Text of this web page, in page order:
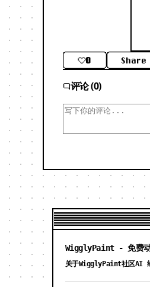
0 Share
评论 (0)
WigglyPaint - 免费动
关于WigglyPaint社区AI